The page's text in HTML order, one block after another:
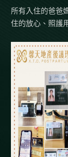
所有入住的爸爸
住的放心、照護